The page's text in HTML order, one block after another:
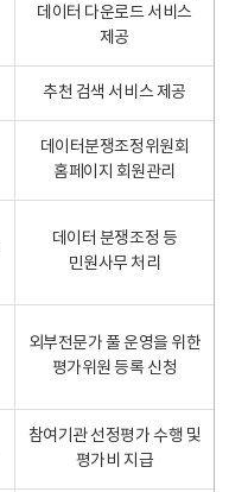
데이터 다운로드 서비스
제공
추천 검색 서비스 제공
데이터분쟁조정위원회
홈페이지 회원관리
데이터 분쟁조정 등
민원사무 처리
외부전문가 풀 운영을 위한
평가위원 등록 신청
참여기관 선정평가 수행 및
평가비 지급